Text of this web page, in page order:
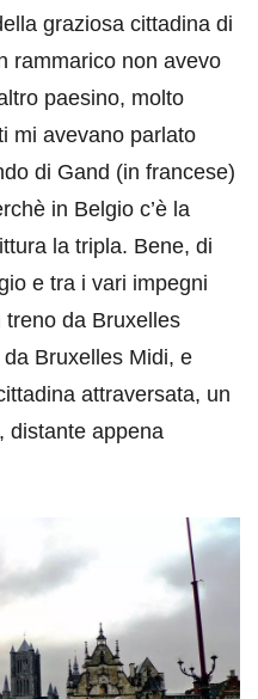
graziosa cittadina di
rammarico non avevo
paesino, molto
mi avevano parlato
di Gand (in francese)
in Belgio c’è la
la tripla. Bene, di
e tra i vari impegni
da Bruxelles
Bruxelles Midi, e
attraversata, un
distante appena